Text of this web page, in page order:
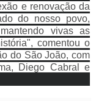
e renovação da
do nosso povo,
vivas as
comentou o
do São João, com
Diego Cabral e